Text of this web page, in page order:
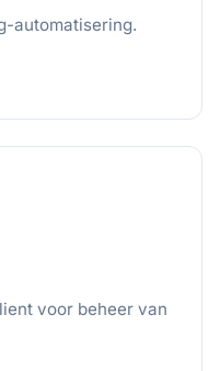
automatisering.
voor beheer van